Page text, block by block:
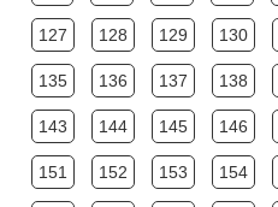
127 128 129 130
135 136 137 138
143 144 145 146
151 152 153 154